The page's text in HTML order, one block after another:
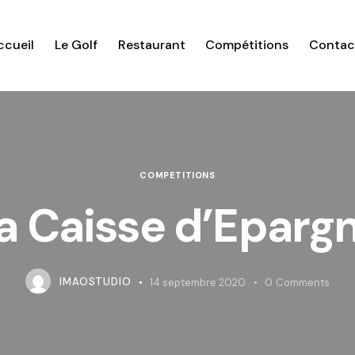
Le Golf Restaurant Compétitions
COMPETITIONS
Caisse
IMAOSTUDIO 14 septembre 2020 0 Comments